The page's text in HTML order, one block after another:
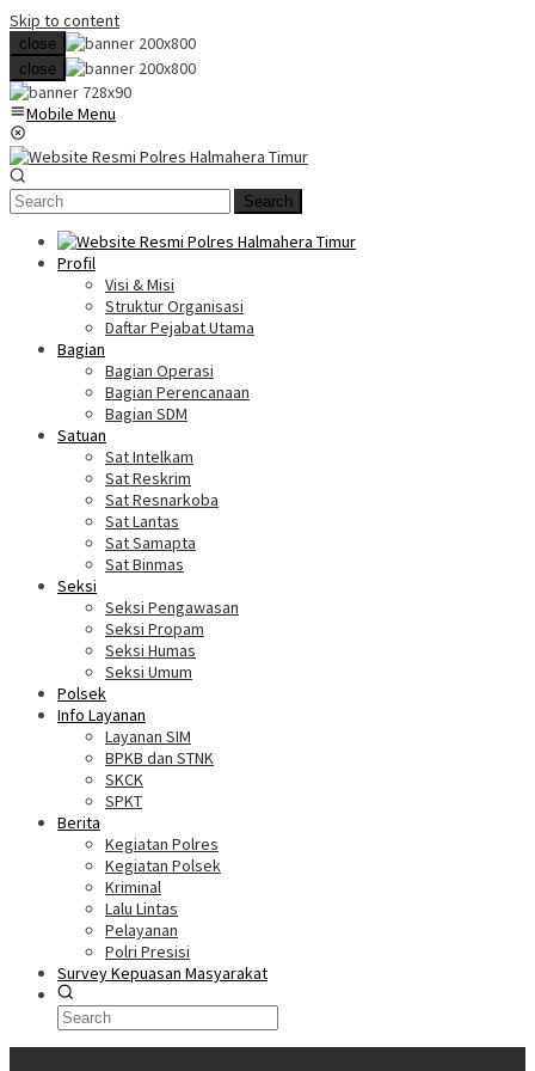
Skip to content
close
close
Mobile Menu
Search
Profil
Visi & Misi
Struktur Organisasi
Daftar Pejabat Utama
Bagian
Bagian Operasi
Bagian Perencanaan
Bagian SDM
Satuan
Sat Intelkam
Sat Reskrim
Sat Resnarkoba
Sat Lantas
Sat Samapta
Sat Binmas
Seksi
Seksi Pengawasan
Seksi Propam
Seksi Humas
Seksi Umum
Polsek
Info Layanan
Layanan SIM
BPKB dan STNK
SKCK
SPKT
Berita
Kegiatan Polres
Kegiatan Polsek
Kriminal
Lalu Lintas
Pelayanan
Polri Presisi
Survey Kepuasan Masyarakat